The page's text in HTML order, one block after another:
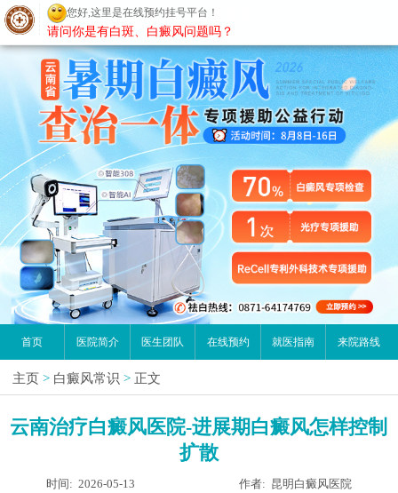
昆明白癜风医院
首页 医院简介 医生团队 在线预约 就医指南 来院路线
主页 > 白癜风常识 > 正文
云南治疗白癜风医院-进展期白癜风怎样控制
扩散
时间: 2026-05-13 作者: 昆明白癜风医院
您好,这里是在线预约挂号平台！
请问你是有白斑、白癜风问题吗？